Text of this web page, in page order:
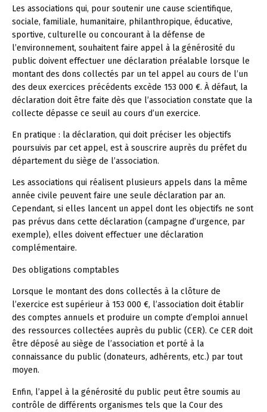
Les associations qui, pour soutenir une cause scientifique,
sociale, familiale, humanitaire, philanthropique, éducative,
sportive, culturelle ou concourant à la défense de
l’environnement, souhaitent faire appel à la générosité du
public doivent effectuer une déclaration préalable lorsque le
montant des dons collectés par un tel appel au cours de l’un
des deux exercices précédents excède 153 000 €. À défaut, la
déclaration doit être faite dès que l’association constate que la
collecte dépasse ce seuil au cours d’un exercice.
En pratique : la déclaration, qui doit préciser les objectifs
poursuivis par cet appel, est à souscrire auprès du préfet du
département du siège de l’association.
Les associations qui réalisent plusieurs appels dans la même
année civile peuvent faire une seule déclaration par an.
Cependant, si elles lancent un appel dont les objectifs ne sont
pas prévus dans cette déclaration (campagne d’urgence, par
exemple), elles doivent effectuer une déclaration
complémentaire.
Des obligations comptables
Lorsque le montant des dons collectés à la clôture de
l’exercice est supérieur à 153 000 €, l’association doit établir
des comptes annuels et produire un compte d’emploi annuel
des ressources collectées auprès du public (CER). Ce CER doit
être déposé au siège de l’association et porté à la
connaissance du public (donateurs, adhérents, etc.) par tout
moyen.
Enfin, l’appel à la générosité du public peut être soumis au
contrôle de différents organismes tels que la Cour des